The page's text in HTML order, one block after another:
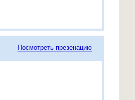
Посмотреть презенацию